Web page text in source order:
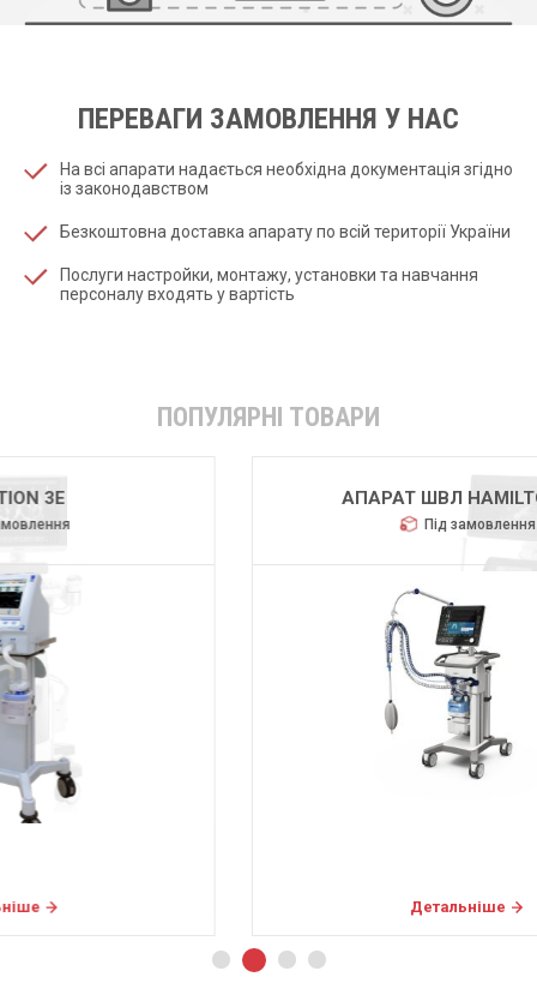
ПЕРЕВАГИ ЗАМОВЛЕННЯ У НАС
На всі апарати надається необхідна документація згідно
із законодавством
Безкоштовна доставка апарату по всій території України
Послуги настройки, монтажу, установки та навчання
персоналу входять у вартість
ПОПУЛЯРНІ ТОВАРИ
АПАРАТ ШВЛ HAMILTON-C6